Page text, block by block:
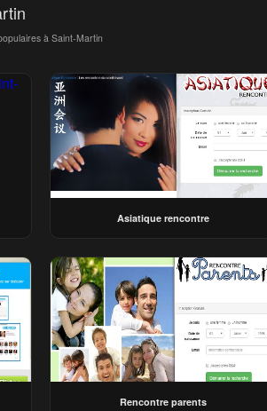
à Saint-Martin
Asiatique rencontre
Rencontre parents